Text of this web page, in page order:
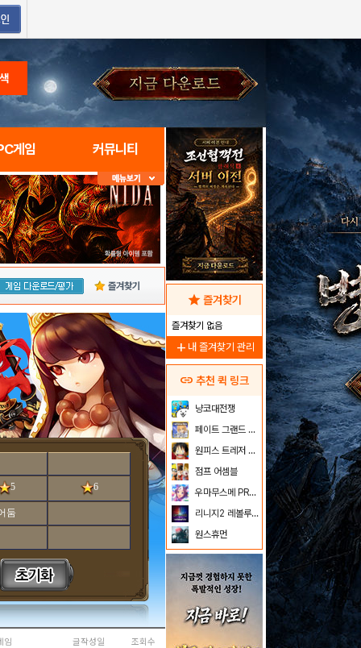
게임 커뮤니티
즐겨찾기
5 6
둠
임 글작성일 조회수
star 즐겨찾기
즐겨찾기 없음
add 내 즐겨찾기 관리
link 추천 퀵 링크
냥코대전쟁
페이트 그랜드 오더
원피스 트레저 크루즈
점프 어셈블
우마무스메 PRETTY DERBY
리니지2 레볼루션
원스휴먼